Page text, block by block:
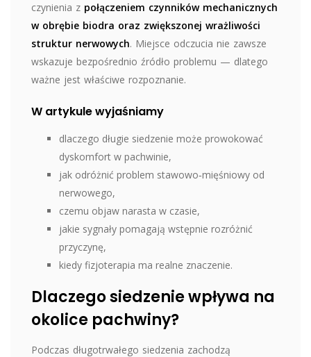
czynienia z połączeniem czynników mechanicznych
w obrębie biodra oraz zwiększonej wrażliwości
struktur nerwowych. Miejsce odczucia nie zawsze
wskazuje bezpośrednio źródło problemu — dlatego
ważne jest właściwe rozpoznanie.
W artykule wyjaśniamy
dlaczego długie siedzenie może prowokować
dyskomfort w pachwinie,
jak odróżnić problem stawowo‑mięśniowy od
nerwowego,
czemu objaw narasta w czasie,
jakie sygnały pomagają wstępnie rozróżnić
przyczynę,
kiedy fizjoterapia ma realne znaczenie.
Dlaczego siedzenie wpływa na
okolice pachwiny?
Podczas długotrwałego siedzenia zachodzą